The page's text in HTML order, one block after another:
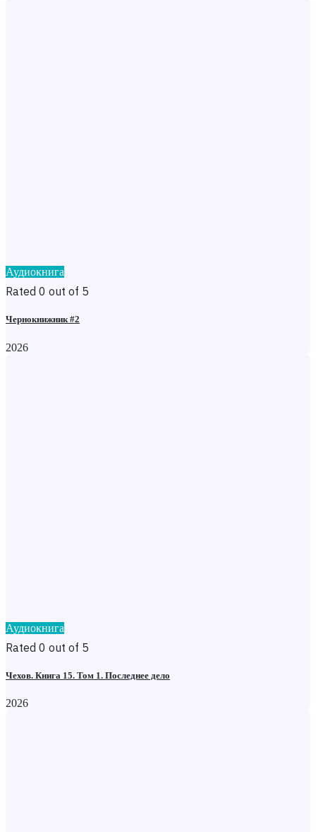
Аудиокнига
Rated 0 out of 5
Чернокнижник #2
2026
Аудиокнига
Rated 0 out of 5
Чехов. Книга 15. Том 1. Последнее дело
2026